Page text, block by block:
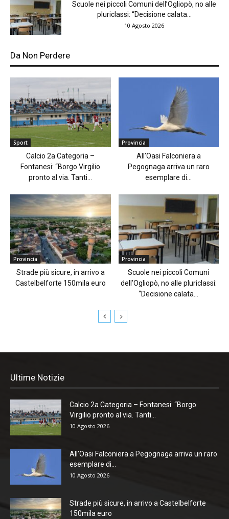
Scuole nei piccoli Comuni dell’Ogliopò, no alle
pluriclassi: “Decisione calata...
10 Agosto 2026
Da Non Perdere
Sport
Calcio 2a Categoria –
Fontanesi: “Borgo Virgilio
pronto al via. Tanti...
Provincia
All’Oasi Falconiera a
Pegognaga arriva un raro
esemplare di...
Provincia
Strade più sicure, in arrivo a
Castelbelforte 150mila euro
Provincia
Scuole nei piccoli Comuni
dell’Ogliopò, no alle pluriclassi:
“Decisione calata...
Ultime Notizie
Calcio 2a Categoria – Fontanesi: “Borgo
Virgilio pronto al via. Tanti...
10 Agosto 2026
All’Oasi Falconiera a Pegognaga arriva un raro
esemplare di...
10 Agosto 2026
Strade più sicure, in arrivo a Castelbelforte
150mila euro